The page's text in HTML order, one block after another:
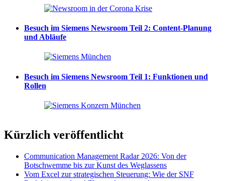
Besuch im Siemens Newsroom Teil 2: Content-Planung
und Abläufe
Besuch im Siemens Newsroom Teil 1: Funktionen und
Rollen
Kürzlich veröffentlicht
Communication Management Radar 2026: Von der
Botschwemme bis zur Kunst des Weglassens
Vom Excel zur strategischen Steuerung: Wie der SNF